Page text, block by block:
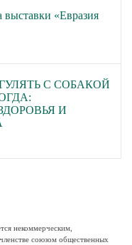
выставки «Евразия
С СОБАКОЙ
И
некоммерческим,
союзом общественных